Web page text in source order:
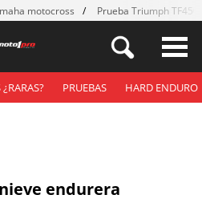
motocross Prueba Triumph
PRUEBAS HARD ENDURO
endurera